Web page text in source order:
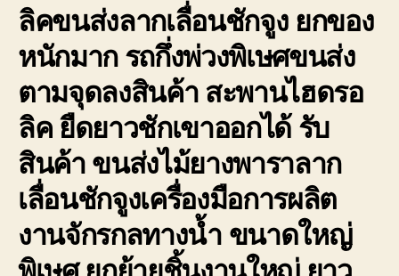
ลิคขนส่งลากเลื่อนชักจูง ยกของ
หนักมาก รถกึ่งพ่วงพิเษศขนส่ง
ตามจุดลงสินค้า สะพานไฮดรอ
ลิค ยืดยาวชักเขาออกได้ รับ
สินค้า ขนส่งไม้ยางพาราลาก
เลื่อนชักจูงเครื่องมือการผลิต
งานจักรกลทางน้ำ ขนาดใหญ่